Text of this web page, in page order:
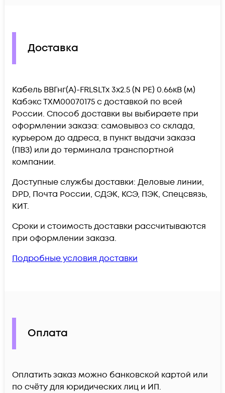
Доставка
Кабель ВВГнг(А)-FRLSLTx 3х2.5 (N PE) 0.66кВ (м)
Кабэкс ТХМ00070175 c доставкой по всей
России. Способ доставки вы выбираете при
оформлении заказа: самовывоз со склада,
курьером до адреса, в пункт выдачи заказа
(ПВЗ) или до терминала транспортной
компании.
Доступные службы доставки: Деловые линии,
DPD, Почта России, СДЭК, КСЭ, ПЭК, Спецсвязь,
КИТ.
Сроки и стоимость доставки рассчитываются
при оформлении заказа.
Подробные условия доставки
Оплата
Оплатить заказ можно банковской картой или
по счёту для юридических лиц и ИП.